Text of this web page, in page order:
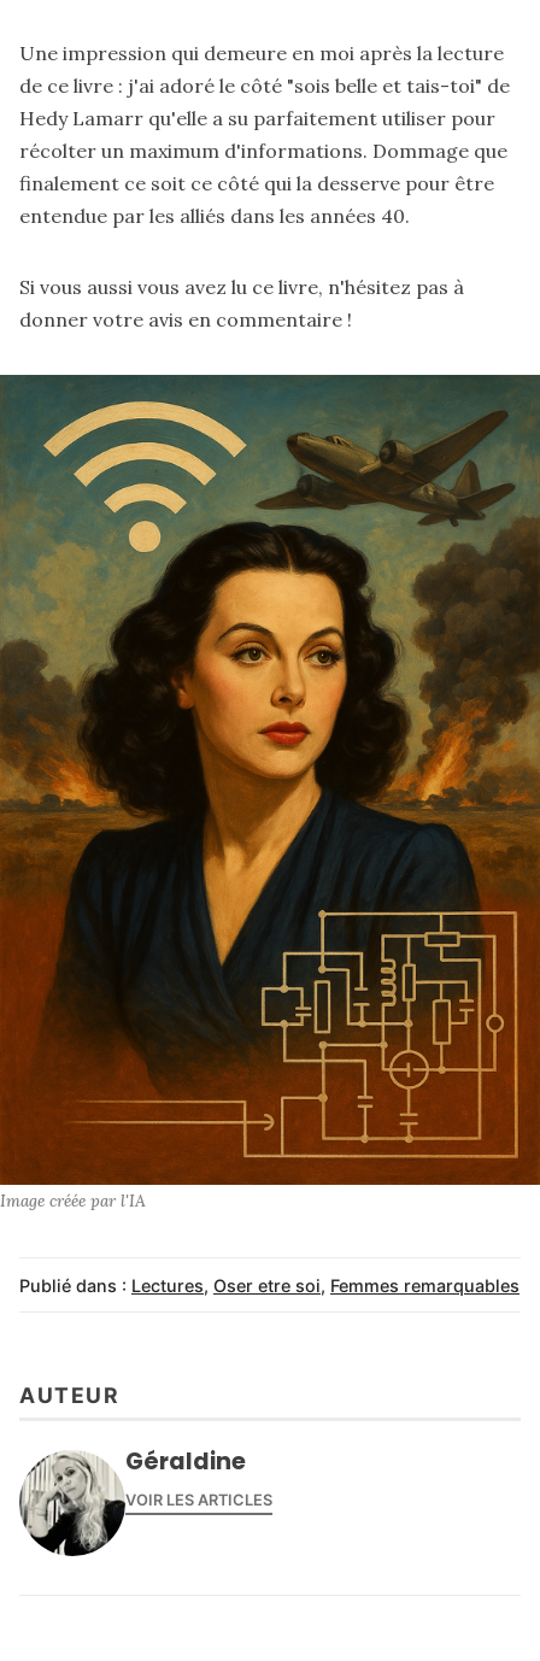
Une impression qui demeure en moi après la lecture
de ce livre : j'ai adoré le côté "sois belle et tais-toi" de
Hedy Lamarr qu'elle a su parfaitement utiliser pour
récolter un maximum d'informations. Dommage que
finalement ce soit ce côté qui la desserve pour être
entendue par les alliés dans les années 40.
Si vous aussi vous avez lu ce livre, n'hésitez pas à
donner votre avis en commentaire !
Image créée par l'IA
Publié dans : Lectures, Oser etre soi, Femmes remarquables
AUTEUR
Géraldine
VOIR LES ARTICLES